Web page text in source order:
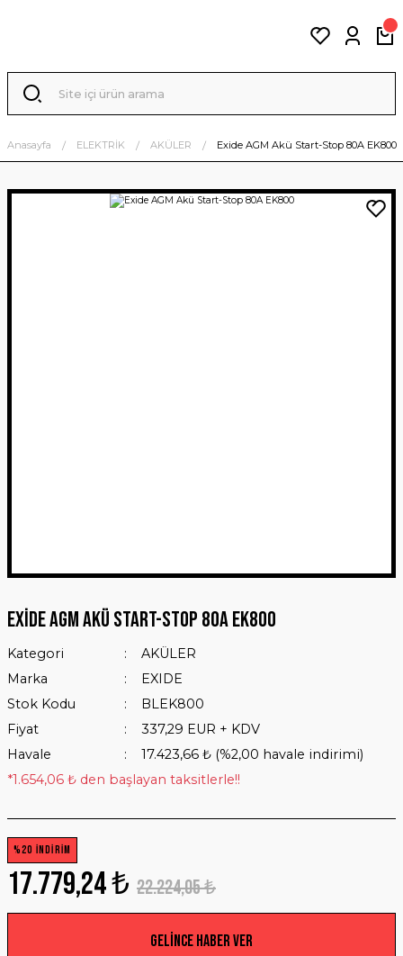
Anasayfa ELEKTRİK AKÜLER Exide AGM Akü Start-Stop 80A EK800
Exide AGM Akü Start-Stop 80A EK800
Kategori
AKÜLER
Marka
EXIDE
Stok Kodu
BLEK800
Fiyat
337,29 EUR + KDV
Havale
17.423,66 ₺ (%2,00 havale indirimi)
*1.654,06 ₺ den başlayan taksitlerle!!
%20 İNDİRİM
17.779,24 ₺ 22.224,05 ₺
Gelince Haber Ver